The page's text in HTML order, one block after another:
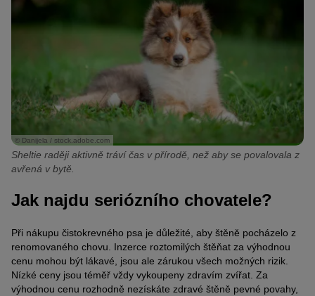
© Danijela / stock.adobe.com
Sheltie raději aktivně tráví čas v přírodě, než aby se povalovala z
avřená v bytě.
Jak najdu seriózního chovatele?
Při nákupu čistokrevného psa je důležité, aby štěně pocházelo z
renomovaného chovu. Inzerce roztomilých štěňat za výhodnou
cenu mohou být lákavé, jsou ale zárukou všech možných rizik.
Nízké ceny jsou téměř vždy vykoupeny zdravím zvířat. Za
výhodnou cenu rozhodně nezískáte zdravé štěně pevné povahy,